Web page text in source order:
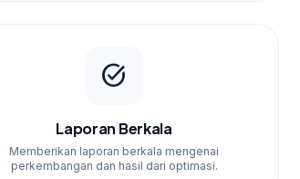
task_alt
Laporan Berkala
Memberikan laporan berkala mengenai
perkembangan dan hasil dari optimasi.